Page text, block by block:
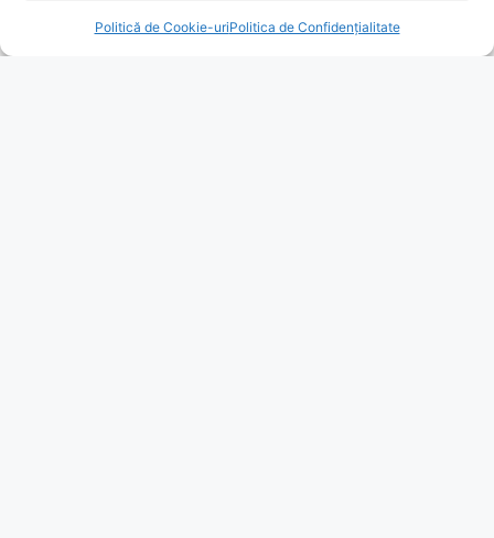
Politică de Cookie-uriPolitica de Confidențialitate